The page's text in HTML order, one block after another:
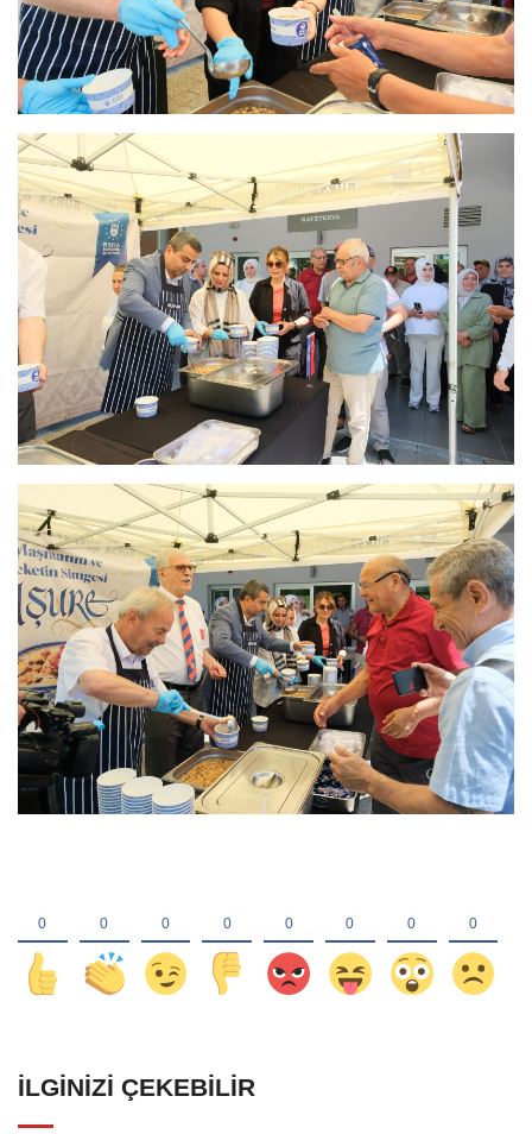
İLGINIZI ÇEKEBILIR